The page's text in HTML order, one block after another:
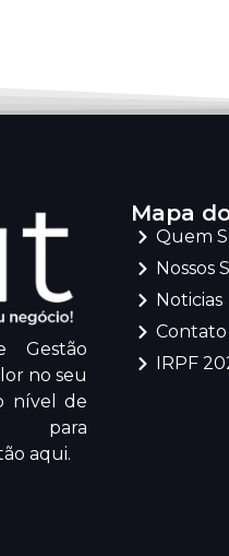
Gestão
no seu
nível de
aqui.
Mapa
Quem
Nossos
Noticias
Contato
IRPF